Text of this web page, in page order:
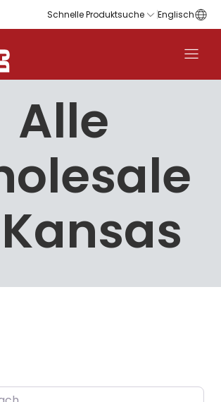
Schnelle Produktsuche Englisch
Alle